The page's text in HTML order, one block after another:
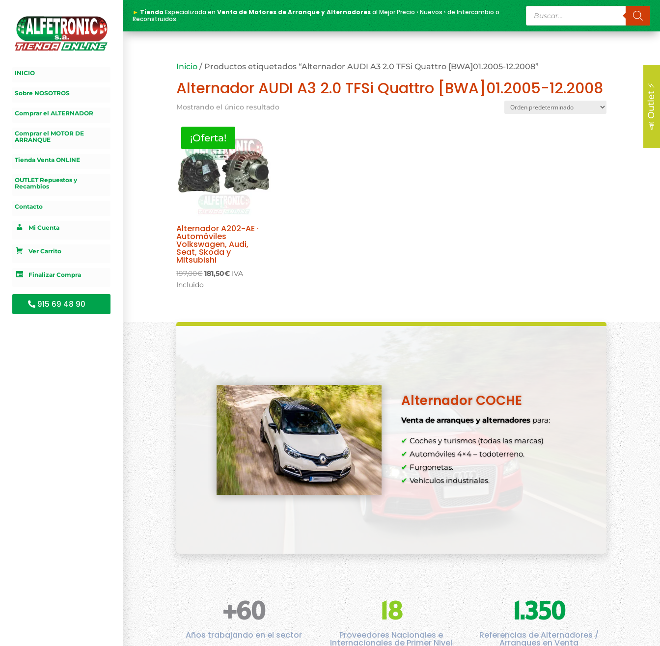
INICIO
Sobre NOSOTROS
Comprar el ALTERNADOR
Comprar el MOTOR DE
ARRANQUE
Tienda Venta ONLINE
OUTLET Repuestos y
Recambios
Contacto
Mi Cuenta
Ver Carrito
Finalizar Compra
915 69 48 90
► TiendaEspecializada enVenta de Motores de Arranque y Alternadoresal Mejor Precio › Nuevos › de Intercambio o
Reconstruidos.
Búsqueda
de
productos
Inicio / Productos etiquetados “Alternador AUDI A3 2.0 TFSi Quattro [BWA]01.2005-12.2008”
Alternador AUDI A3 2.0 TFSi Quattro [BWA]01.2005-12.2008
Mostrando el único resultado
¡Oferta!
Alternador A202-AE ·
Automóviles
Volkswagen, Audi,
Seat, Skoda y
Mitsubishi
197,00€El
181,50€ElIVA
Incluido
Alternador COCHE
Venta de arranques y alternadorespara:
✔ Coches y turismos (todas las marcas)
✔ Automóviles 4×4 – todoterreno.
✔ Furgonetas.
✔ Vehículos industriales.
+60
Años trabajando en el sector
18
Proveedores Nacionales e
Internacionales de Primer Nivel
1.350
Referencias de Alternadores /
Arranques en Venta
📣 Outlet ⚡